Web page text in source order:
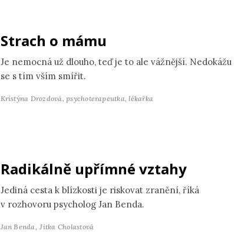
Strach o mámu
Je nemocná už dlouho, teď je to ale vážnější. Nedokážu
se s tím vším smířit.
Kristýna Drozdová,psychoterapeutka, lékařka
Radikálně upřímné vztahy
Jediná cesta k blízkosti je riskovat zranění, říká
v rozhovoru psycholog Jan Benda.
Jan Benda, Jitka Cholastová